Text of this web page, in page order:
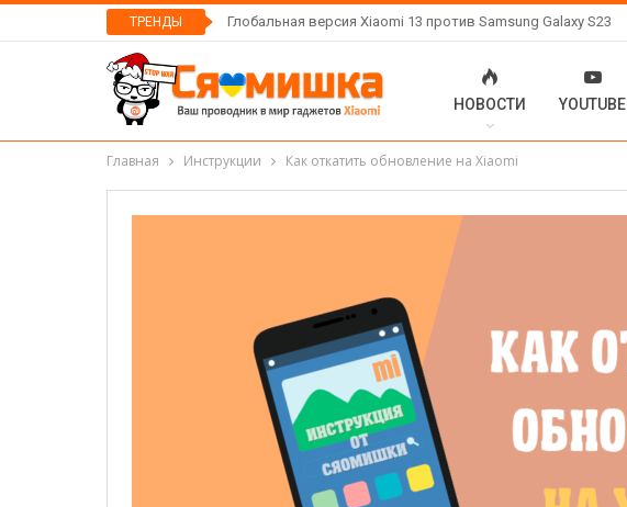
ТРЕНДЫ Глобальная версия Xiaomi 13 против Samsung Galaxy S23
НОВОСТИ YOUTUBE
Главная Инструкции Как откатить обновление на Xiaomi